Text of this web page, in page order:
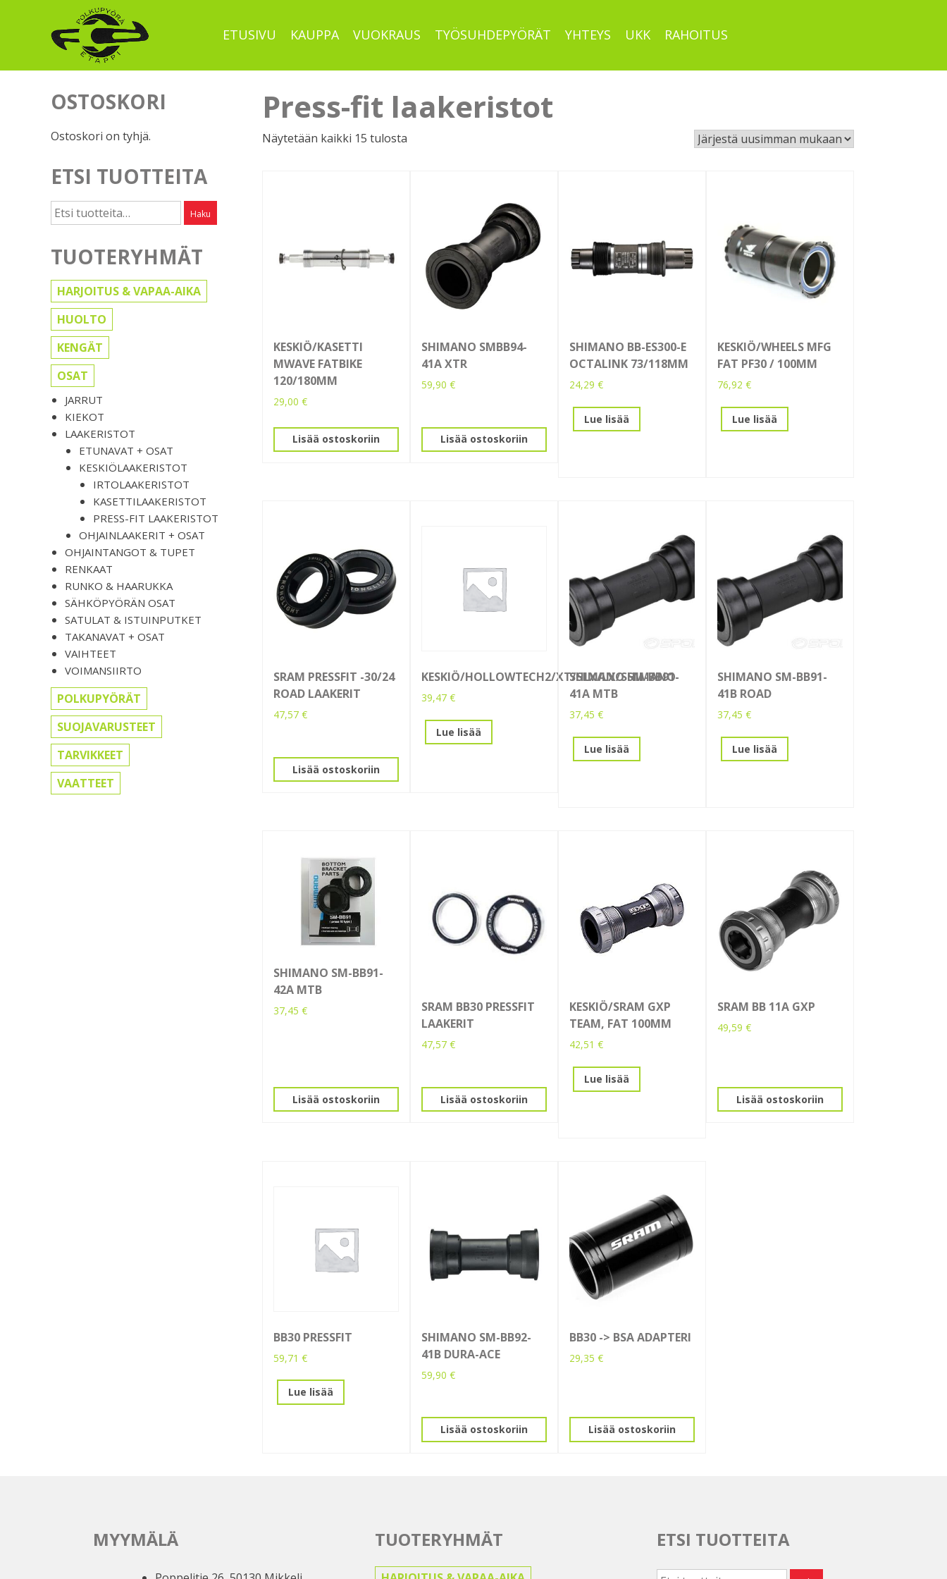
ETUSIVU KAUPPA VUOKRAUS TYÖSUHDEPYÖRÄT YHTEYS UKK RAHOITUS
OSTOSKORI
Ostoskori on tyhjä.
ETSI TUOTTEITA
Etsi: Haku
TUOTERYHMÄT
HARJOITUS & VAPAA-AIKA
HUOLTO
KENGÄT
OSAT
JARRUT
KIEKOT
LAAKERISTOT
ETUNAVAT + OSAT
KESKIÖLAAKERISTOT
IRTOLAAKERISTOT
KASETTILAAKERISTOT
PRESS-FIT LAAKERISTOT
OHJAINLAAKERIT + OSAT
OHJAINTANGOT & TUPET
RENKAAT
RUNKO & HAARUKKA
SÄHKÖPYÖRÄN OSAT
SATULAT & ISTUINPUTKET
TAKANAVAT + OSAT
VAIHTEET
VOIMANSIIRTO
POLKUPYÖRÄT
SUOJAVARUSTEET
TARVIKKEET
VAATTEET
Press-fit laakeristot
Näytetään kaikki 15 tulosta
KESKIÖ/KASETTI
MWAVE FATBIKE
120/180MM
29,00 €
Lisää ostoskoriin
SHIMANO SMBB94-
41A XTR
59,90 €
Lisää ostoskoriin
SHIMANO BB-ES300-E
OCTALINK 73/118MM
24,29 €
Lue lisää
KESKIÖ/WHEELS MFG
FAT PF30 / 100MM
76,92 €
Lue lisää
SRAM PRESSFIT -30/24
ROAD LAAKERIT
47,57 €
Lisää ostoskoriin
KESKIÖ/HOLLOWTECH2/XT/SLX/LX/SHIMANO
39,47 €
Lue lisää
SHIMANO SM-BB91-
41A MTB
37,45 €
Lue lisää
SHIMANO SM-BB91-
41B ROAD
37,45 €
Lue lisää
SHIMANO SM-BB91-
42A MTB
37,45 €
Lisää ostoskoriin
SRAM BB30 PRESSFIT
LAAKERIT
47,57 €
Lisää ostoskoriin
KESKIÖ/SRAM GXP
TEAM, FAT 100MM
42,51 €
Lue lisää
SRAM BB 11A GXP
49,59 €
Lisää ostoskoriin
BB30 PRESSFIT
59,71 €
Lue lisää
SHIMANO SM-BB92-
41B DURA-ACE
59,90 €
Lisää ostoskoriin
BB30 -> BSA ADAPTERI
29,35 €
Lisää ostoskoriin
MYYMÄLÄ TUOTERYHMÄT ETSI TUOTTEITA